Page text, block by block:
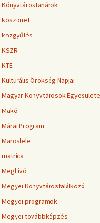
Könyvtárostanárok
köszönet
közgyűlés
KSZR
KTE
Kulturális Örökség Napjai
Magyar Könyvtárosok Egyesülete
Makó
Márai Program
Maroslele
matrica
Meghívó
Megyei Könyvtárostalálkozó
Megyei programok
Megyei továbbképzés